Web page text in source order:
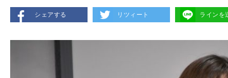
シェアする リツィート ラインを